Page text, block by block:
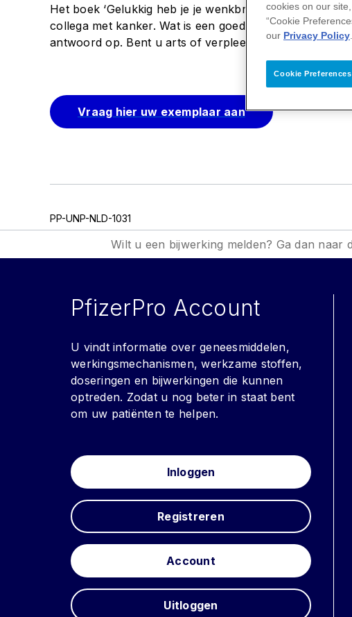
Het boek ‘Gelukkig heb je je wenkbrauwen nog’ van
collega met kanker. Wat is een goede manier om
antwoord op. Bent u arts of verpleegkundig specialist
Vraag hier uw exemplaar aan
PP-UNP-NLD-1031
Wilt u een bijwerking melden? Ga dan naar
PfizerPro Account
U vindt informatie over geneesmiddelen,
werkingsmechanismen, werkzame stoffen,
doseringen en bijwerkingen die kunnen
optreden. Zodat u nog beter in staat bent
om uw patiënten te helpen.
Inloggen
Registreren
Account
Uitloggen
cookies on our
“Cookie
our Privacy Policy.
Cookie Preferences